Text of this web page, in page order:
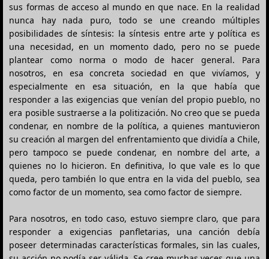
sus formas de acceso al mundo en que nace. En la realidad
nunca hay nada puro, todo se une creando múltiples
posibilidades de síntesis: la síntesis entre arte y política es
una necesidad, en un momento dado, pero no se puede
plantear como norma o modo de hacer general. Para
nosotros, en esa concreta sociedad en que vivíamos, y
especialmente en esa situación, en la que había que
responder a las exigencias que venían del propio pueblo, no
era posible sustraerse a la politización. No creo que se pueda
condenar, en nombre de la política, a quienes mantuvieron
su creación al margen del enfrentamiento que dividía a Chile,
pero tampoco se puede condenar, en nombre del arte, a
quienes no lo hicieron. En definitiva, lo que vale es lo que
queda, pero también lo que entra en la vida del pueblo, sea
como factor de un momento, sea como factor de siempre.
Para nosotros, en todo caso, estuvo siempre claro, que para
responder a exigencias panfletarias, una canción debía
poseer determinadas características formales, sin las cuales,